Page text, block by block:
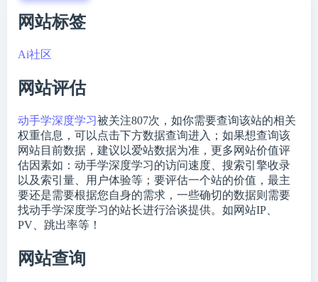
网站标签
Ai社区
网站评估
动手学深度学习被关注807次，如你需要查询该站的相关
权重信息，可以点击下方数据查询进入；如果想查询该
网站目前数据，建议以爱站数据为准，更多网站价值评
估因素如：动手学深度学习的访问速度、搜索引擎收录
以及索引量、用户体验等；要评估一个站的价值，最主
要还是需要根据您自身的需求，一些确切的数据则需要
找动手学深度学习的站长进行洽谈提供。如网站IP、
PV、跳出率等！
网站查询